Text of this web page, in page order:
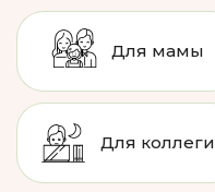
Для мамы
Для коллеги